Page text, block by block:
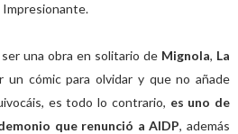
Impresionante.
una obra en solitario de Mignola, La
un cómic para olvidar y que no añade
es todo lo contrario, es uno de
que renunció a AIDP, además